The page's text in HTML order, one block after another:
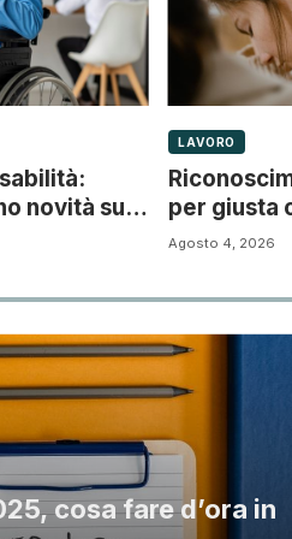
novità sul
LAVORO
per giusta
tutela
Agosto 4, 2026
cosa fare d’ora in